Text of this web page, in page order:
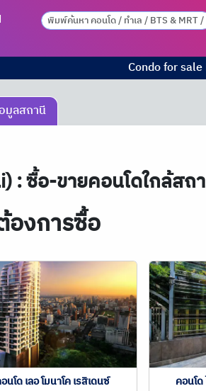
Condo for sale
มูลสถานี
: ซื้อ-ขายคอนโดใกล้สถ
งการซื้อ
นโด เลอ โมนาโค เรสิเดนซ์ คอนโ